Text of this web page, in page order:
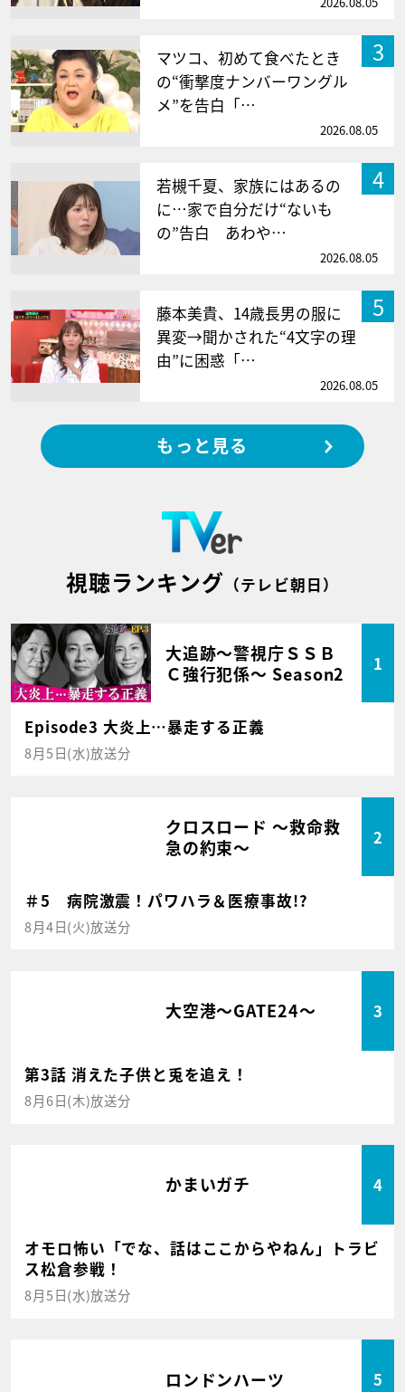
3
マツコ、初めて食べたとき
の“衝撃度ナンバーワングル
メ”を告白「…
2026.08.05
4
若槻千夏、家族にはあるの
に…家で自分だけ“ないも
の”告白 あわや…
2026.08.05
5
藤本美貴、14歳長男の服に
異変→聞かされた“4文字の理
由”に困惑「…
2026.08.05
もっと見る
視聴ランキング （テレビ朝日）
大追跡～警視庁ＳＳＢ
Ｃ強行犯係～ Season2
1
Episode3 大炎上…暴走する正義
8月5日(水)放送分
クロスロード ～救命救
急の約束～
2
＃5 病院激震！パワハラ＆医療事故!?
8月4日(火)放送分
大空港～GATE24～ 3
第3話 消えた子供と兎を追え！
8月6日(木)放送分
かまいガチ 4
オモロ怖い「でな、話はここからやねん」トラビ
ス松倉参戦！
8月5日(水)放送分
ロンドンハーツ 5